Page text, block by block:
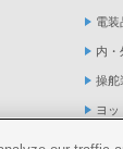
電装
内・
操舵
ヨッ